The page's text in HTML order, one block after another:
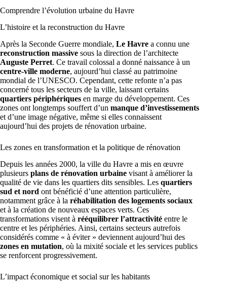
Comprendre l’évolution urbaine du Havre
L’histoire et la reconstruction du Havre
Après la Seconde Guerre mondiale, Le Havre a connu une
reconstruction massive sous la direction de l’architecte
Auguste Perret. Ce travail colossal a donné naissance à un
centre-ville moderne, aujourd’hui classé au patrimoine
mondial de l’UNESCO. Cependant, cette refonte n’a pas
concerné tous les secteurs de la ville, laissant certains
quartiers périphériques en marge du développement. Ces
zones ont longtemps souffert d’un manque d’investissements
et d’une image négative, même si elles connaissent
aujourd’hui des projets de rénovation urbaine.
Les zones en transformation et la politique de rénovation
Depuis les années 2000, la ville du Havre a mis en œuvre
plusieurs plans de rénovation urbaine visant à améliorer la
qualité de vie dans les quartiers dits sensibles. Les quartiers
sud et nord ont bénéficié d’une attention particulière,
notamment grâce à la réhabilitation des logements sociaux
et à la création de nouveaux espaces verts. Ces
transformations visent à rééquilibrer l’attractivité entre le
centre et les périphéries. Ainsi, certains secteurs autrefois
considérés comme « à éviter » deviennent aujourd’hui des
zones en mutation, où la mixité sociale et les services publics
se renforcent progressivement.
L’impact économique et social sur les habitants